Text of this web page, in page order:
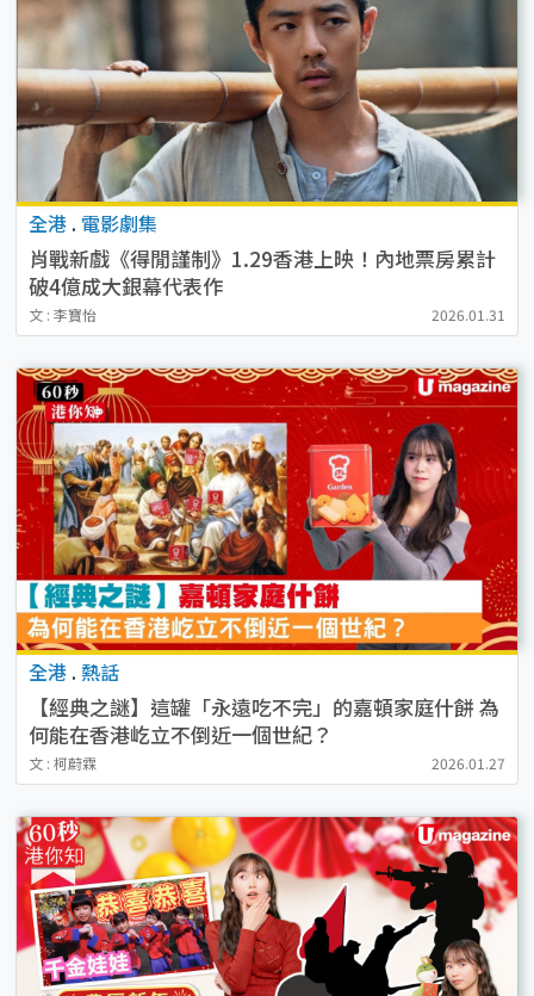
全港 . 電影劇集
肖戰新戲《得閒謹制》1.29香港上映！內地票房累計
破4億成大銀幕代表作
文 : 李寶怡 2026.01.31
全港 . 熱話
【經典之謎】這罐「永遠吃不完」的嘉頓家庭什餅 為
何能在香港屹立不倒近一個世紀？
文 : 柯蔚霖 2026.01.27